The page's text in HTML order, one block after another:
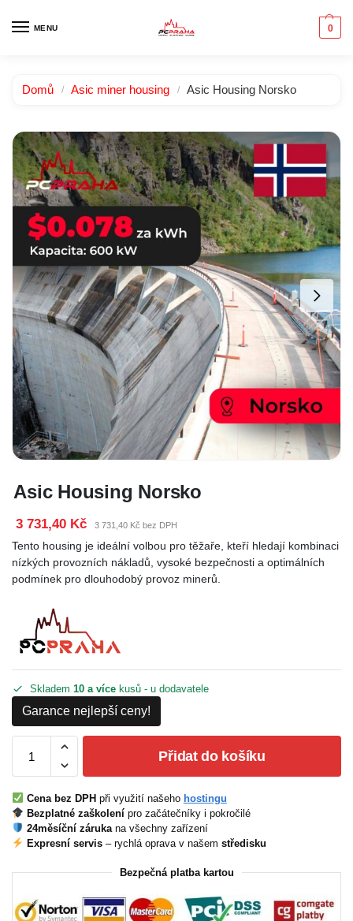
MENU 0
Domů / Asic miner housing / Asic Housing Norsko
Asic Housing Norsko
3 731,40 Kč 3 731,40 Kč bez DPH
Tento housing je ideální volbou pro těžaře, kteří hledají kombinaci
nízkých provozních nákladů, vysoké bezpečnosti a optimálních
podmínek pro dlouhodobý provoz minerů.
Skladem 10 a více kusů - u dodavatele
Garance nejlepší ceny!
Přidat do košíku
Cena bez DPH při využití našeho hostingu
Bezplatné zaškolenípro začátečníky i pokročilé
24měsíční zárukana všechny zařízení
Expresní servis– rychlá oprava v našem středisku
Bezpečná platba kartou